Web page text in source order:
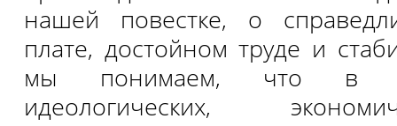
нашей повестке, о
плате, достойном труде и
мы понимаем, что в
идеологических,